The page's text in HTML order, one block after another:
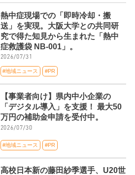
熱中症現場での「即時冷却・搬
送」を実現。大阪大学との共同研
究で得た知見から生まれた「熱中
症救護袋 NB-001」。
2026/07/31
#地域ニュース #PR
【事業者向け】県内中小企業の
「デジタル導入」を支援！ 最大50
万円の補助金申請を受付中。
2026/07/30
#地域ニュース #PR
高校日本新の藤田紗季選手、U20世